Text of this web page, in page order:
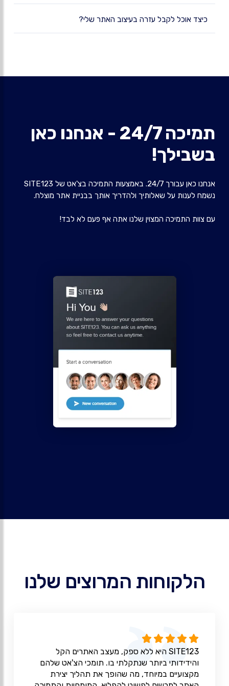
כיצד אוכל לקבל עזרה בעיצוב האתר שלי?
תמיכה 24/7 - אנחנו כאן
בשבילך!
אנחנו כאן עבורך 24/7. באמצעות התמיכה בצ'אט של SITE123
נשמח לענות על שאלותיך ולהדריך אותך בבניית אתר מוצלח.
עם צוות התמיכה המצוין שלנו אתה אף פעם לא לבד!
הלקוחות המרוצים שלנו
SITE123 היא ללא ספק, מעצב האתרים הקל
והידידותי ביותר שנתקלתי בו. תומכי הצ'אט שלהם
מקצועיים במיוחד, מה שהופך את תהליך יצירת